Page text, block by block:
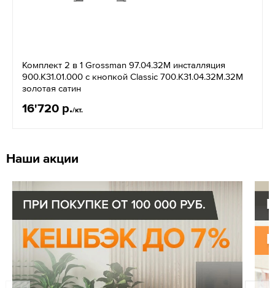
Комплект 2 в 1 Grossman 97.04.32M инсталляция
900.K31.01.000 с кнопкой Classic 700.K31.04.32M.32M
золотая сатин
16'720 р./кт.
Наши акции